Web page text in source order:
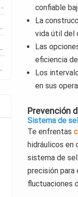
confiable
La
vida útil del
Las
eficiencia
Los
en sus
Prevención
Sistema de
Te enfrentas
hidráulicos en
sistema de
precisión para
fluctuaciones